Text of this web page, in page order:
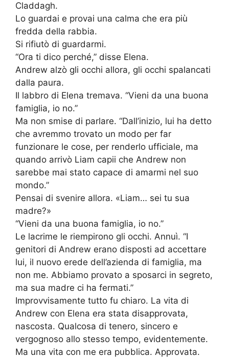
Claddagh.
Lo guardai e provai una calma che era più
fredda della rabbia.
Si rifiutò di guardarmi.
“Ora ti dico perché,” disse Elena.
Andrew alzò gli occhi allora, gli occhi spalancati
dalla paura.
Il labbro di Elena tremava. “Vieni da una buona
famiglia, io no.”
Ma non smise di parlare. “Dall’inizio, lui ha detto
che avremmo trovato un modo per far
funzionare le cose, per renderlo ufficiale, ma
quando arrivò Liam capii che Andrew non
sarebbe mai stato capace di amarmi nel suo
mondo.”
Pensai di svenire allora. «Liam… sei tu sua
madre?»
“Vieni da una buona famiglia, io no.”
Le lacrime le riempirono gli occhi. Annuì. “I
genitori di Andrew erano disposti ad accettare
lui, il nuovo erede dell’azienda di famiglia, ma
non me. Abbiamo provato a sposarci in segreto,
ma sua madre ci ha fermati.”
Improvvisamente tutto fu chiaro. La vita di
Andrew con Elena era stata disapprovata,
nascosta. Qualcosa di tenero, sincero e
vergognoso allo stesso tempo, evidentemente.
Ma una vita con me era pubblica. Approvata.